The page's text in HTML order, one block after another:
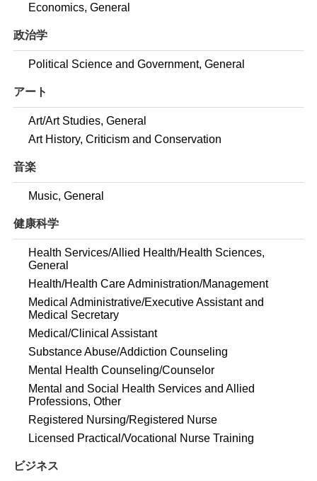
Economics, General
政治学
Political Science and Government, General
アート
Art/Art Studies, General
Art History, Criticism and Conservation
音楽
Music, General
健康科学
Health Services/Allied Health/Health Sciences,
General
Health/Health Care Administration/Management
Medical Administrative/Executive Assistant and
Medical Secretary
Medical/Clinical Assistant
Substance Abuse/Addiction Counseling
Mental Health Counseling/Counselor
Mental and Social Health Services and Allied
Professions, Other
Registered Nursing/Registered Nurse
Licensed Practical/Vocational Nurse Training
ビジネス